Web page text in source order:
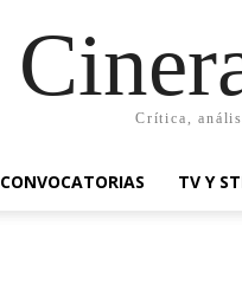
Crítica,
CONVOCATORIAS TV Y